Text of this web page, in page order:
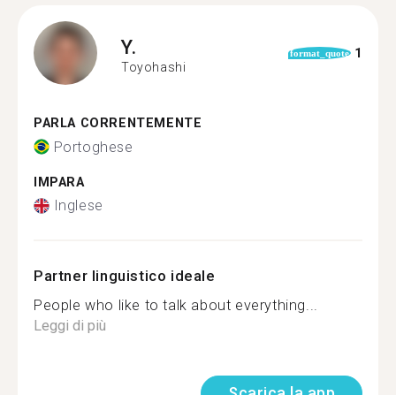
Y.
Toyohashi
format_quote 1
PARLA CORRENTEMENTE
Portoghese
IMPARA
Inglese
Partner linguistico ideale
People who like to talk about everything...
Leggi di più